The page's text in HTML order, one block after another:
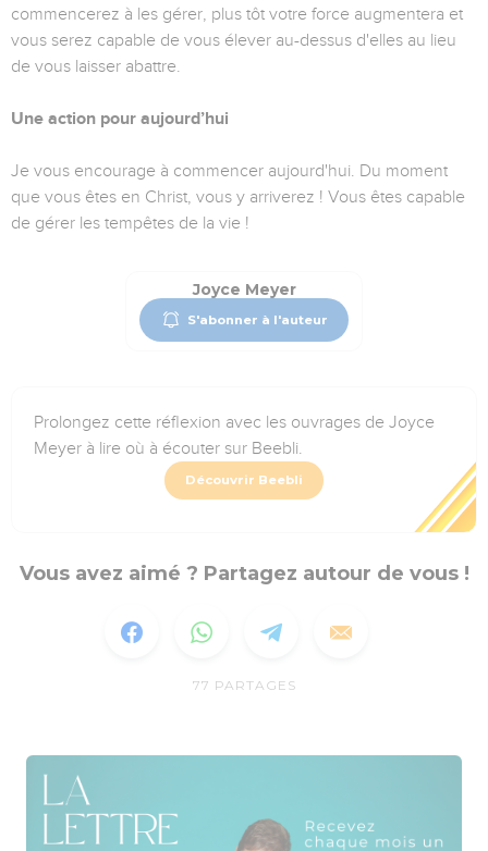
commencerez à les gérer, plus tôt votre force augmentera et
vous serez capable de vous élever au-dessus d'elles au lieu
de vous laisser abattre.
Une action pour aujourd’hui
Je vous encourage à commencer aujourd'hui. Du moment
que vous êtes en Christ, vous y arriverez ! Vous êtes capable
de gérer les tempêtes de la vie !
Joyce Meyer
S'abonner à l'auteur
Prolongez cette réflexion avec les ouvrages de Joyce
Meyer à lire où à écouter sur Beebli.
Découvrir Beebli
Vous avez aimé ? Partagez autour de vous !
77 PARTAGES